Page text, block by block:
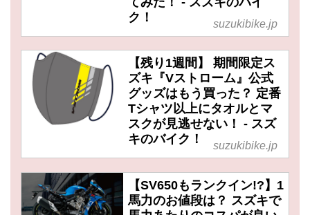
ク！
suzukibike.jp
【残り1週間】 期間限定ス
ズキ『Vストローム』公式
グッズはもう買った？ 定番
Tシャツ以上にタオルとマ
スクが見逃せない！ - スズ
キのバイク！
suzukibike.jp
【SV650もランクイン!?】1
馬力のお値段は？ スズキで